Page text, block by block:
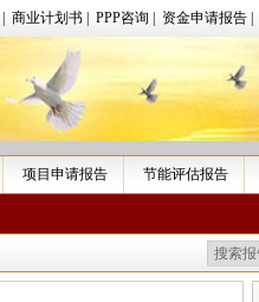
商业计划书 PPP咨询 资金申请报告
项目申请报告 节能评估报告